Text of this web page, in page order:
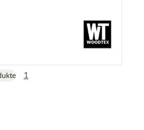
1